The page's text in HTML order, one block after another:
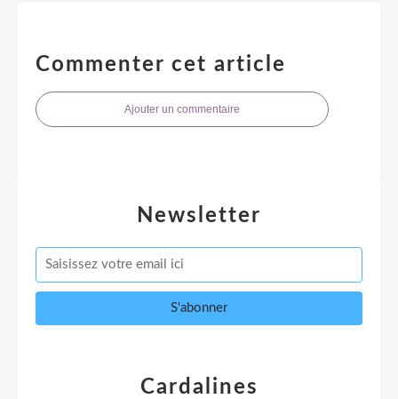
Commenter cet article
Ajouter un commentaire
Newsletter
Cardalines